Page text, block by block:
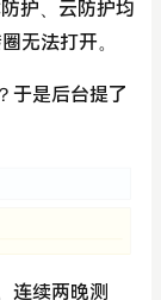
护、云防护均
无法打开。
于是后台提了
连续两晚测